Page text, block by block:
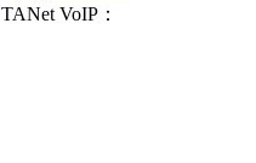
TANet VoIP：